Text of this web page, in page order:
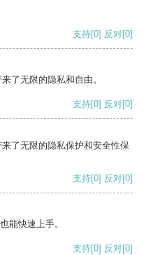
支持[0] 反对[0]
了无限的隐私和自由。
支持[0] 反对[0]
了无限的隐私保护和安全性保
支持[0] 反对[0]
能快速上手。
支持[0] 反对[0]